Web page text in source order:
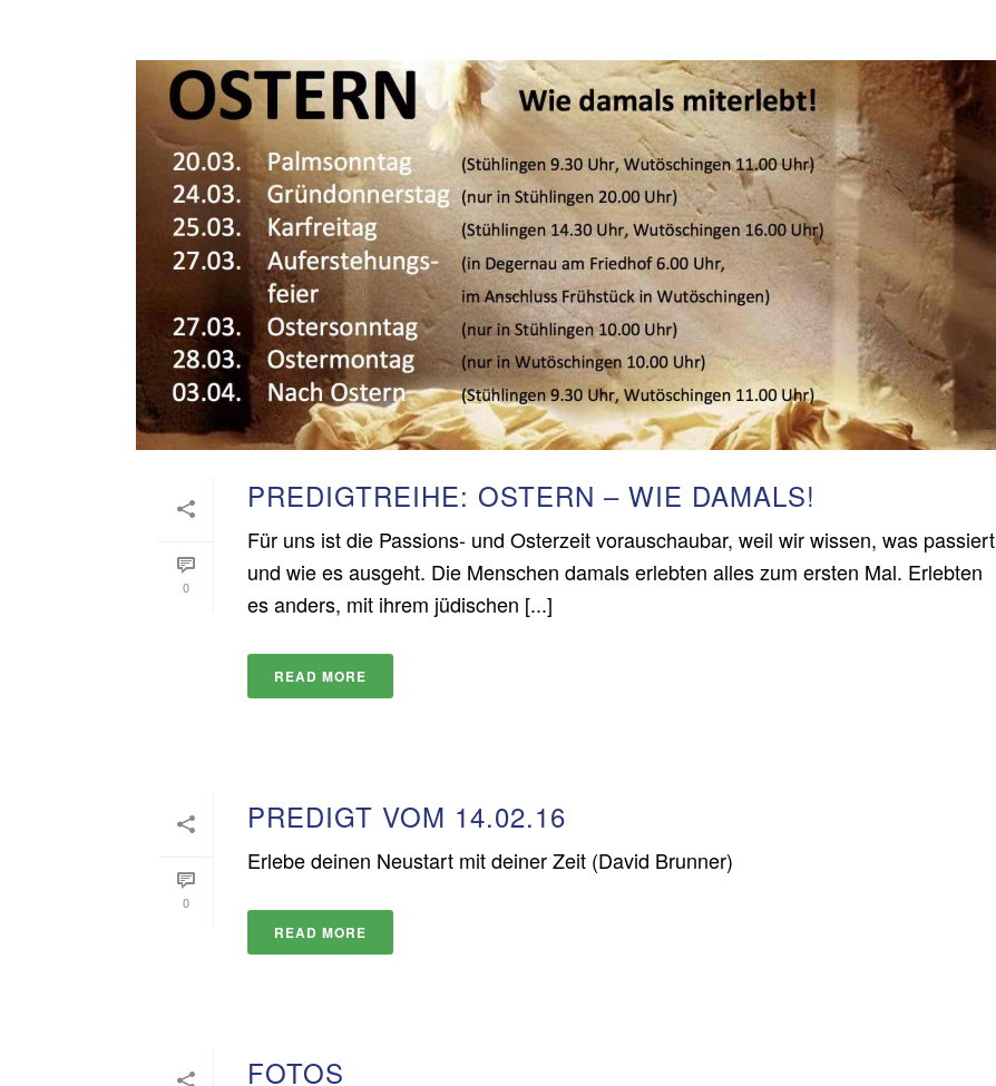
0
PREDIGTREIHE: OSTERN – WIE DAMALS!
Für uns ist die Passions- und Osterzeit vorauschaubar, weil wir wissen, was passiert
und wie es ausgeht. Die Menschen damals erlebten alles zum ersten Mal. Erlebten
es anders, mit ihrem jüdischen [...]
READ MORE
0
PREDIGT VOM 14.02.16
Erlebe deinen Neustart mit deiner Zeit (David Brunner)
READ MORE
FOTOS